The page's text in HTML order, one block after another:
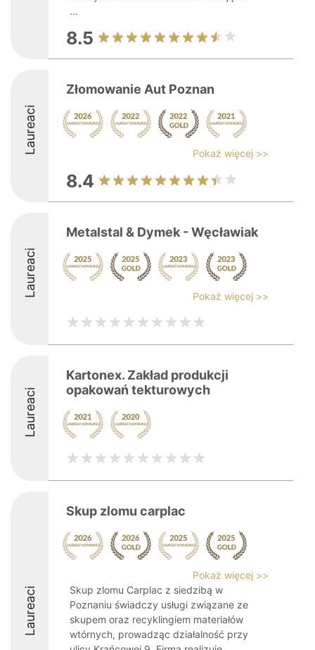
...
8.5
Laureaci
Złomowanie Aut Poznan
Pokaż więcej >>
8.4
Laureaci
Metalstal & Dymek - Węcławiak
Pokaż więcej >>
Laureaci
Kartonex. Zakład produkcji
opakowań tekturowych
Laureaci
Skup zlomu carplac
Pokaż więcej >>
Skup zlomu Carplac z siedzibą w
Poznaniu świadczy usługi związane ze
skupem oraz recyklingiem materiałów
wtórnych, prowadząc działalność przy